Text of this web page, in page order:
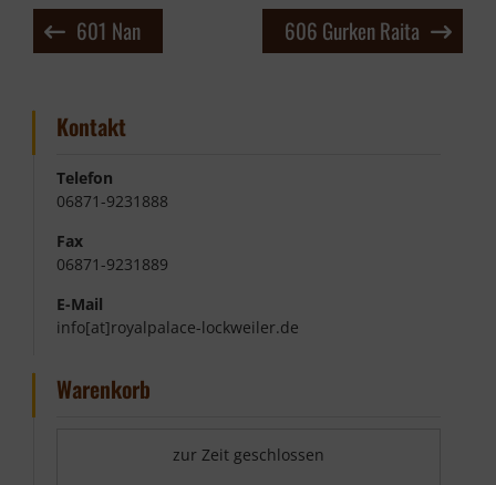
Beitragsnavigation
601 Nan 606 Gurken Raita
Kontakt
Telefon
06871-9231888
Fax
06871-9231889
E-Mail
info[at]royalpalace-lockweiler.de
Warenkorb
zur Zeit geschlossen